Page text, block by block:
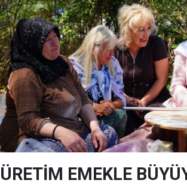
ÜRETİM EMEKLE